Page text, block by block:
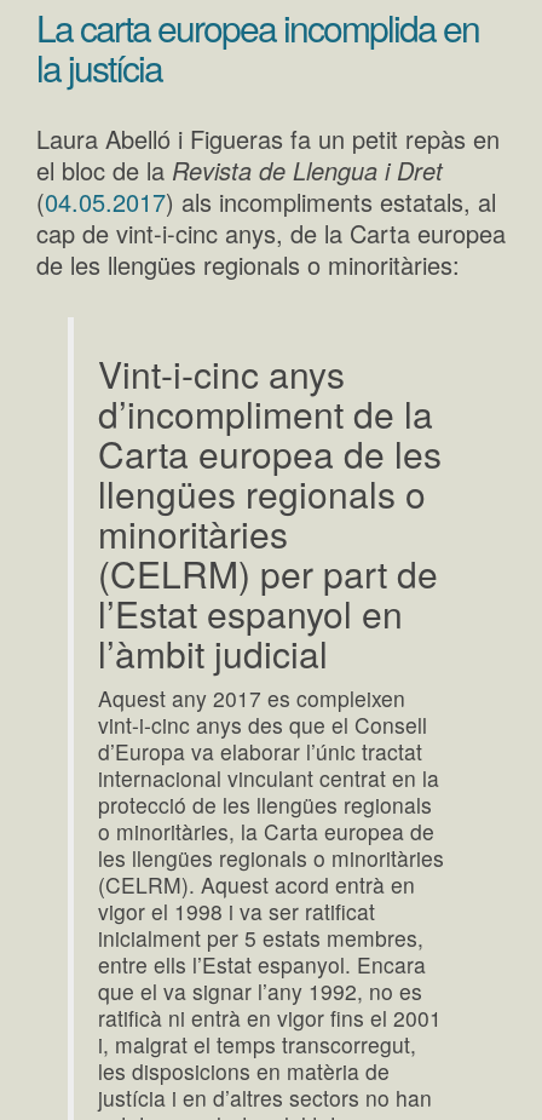
La carta europea incomplida en
la justícia
Laura Abelló i Figueras fa un petit repàs en
el bloc de la Revista de Llengua i Dret
(04.05.2017) als incompliments estatals, al
cap de vint-i-cinc anys, de la Carta europea
de les llengües regionals o minoritàries:
Vint-i-cinc anys
d’incompliment de la
Carta europea de les
llengües regionals o
minoritàries
(CELRM) per part de
l’Estat espanyol en
l’àmbit judicial
Aquest any 2017 es compleixen
vint-i-cinc anys des que el Consell
d’Europa va elaborar l’únic tractat
internacional vinculant centrat en la
protecció de les llengües regionals
o minoritàries, la Carta europea de
les llengües regionals o minoritàries
(CELRM). Aquest acord entrà en
vigor el 1998 i va ser ratificat
inicialment per 5 estats membres,
entre ells l’Estat espanyol. Encara
que el va signar l’any 1992, no es
ratificà ni entrà en vigor fins el 2001
i, malgrat el temps transcorregut,
les disposicions en matèria de
justícia i en d’altres sectors no han